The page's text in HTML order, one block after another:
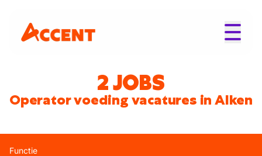
2 JOBS
Operator voeding vacatures in Alken
Functie